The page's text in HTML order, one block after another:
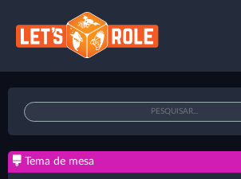
Tema de mesa